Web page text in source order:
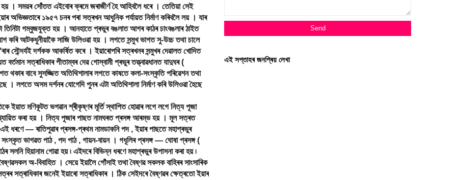
হয় । সময়ৰ সোঁতত এইবোৰ ক্ৰমে জৰাজীৰ্ণ হৈ আহিবলৈ ধৰে । তেতিয়া সেই
অভিজ্ঞতাৰে ১৯৫৭ চনৰ পৰা সত্ৰখন আধুনিক পৰ্যায়ত নিৰ্মাণ কৰিবলৈ লয় । যাৰ
তিনিটা গম্বুজযুক্ত হয় । আনহাতে প্ৰভুৰ বঙলাত আগৰ কাঠৰ চাংবঙলাৰ ঠাইত
আটকধুনীয়াকৈ সাজি উলিওৱা হয় । লগতে সন্মুখ ভাগত সু-উচ্চ তথা চালে
সৌন্দৰ্যই দৰ্শকক আকৰ্ষিত কৰে । ইয়াৰোপৰি সত্ৰখনৰ সন্মুখৰ দেৱালত খোদিত
বৰ্তমান সত্ৰাধিকাৰ পীতাম্বৰ দেৱ গোস্বামী প্ৰভুৰ তত্ত্বাৱধানত যাদুঘৰ (
বাবে সুসজ্জিত অতিথিশালাৰ লগতে কাষতে কলা-সংস্কৃতি পৰিৱেশন তথা
লগতে অসম দৰ্শনৰ যোগেদি পুনৰ এটা অতিথিশালা নিৰ্মাণ কৰি উলিওৱা হৈছে
মণিকূটত ভগৱান শ্ৰীকৃষ্ণৰ মূৰ্তি স্থাপিত হোৱাৰ লগে লগে নিত্য পূজা
কৰা হয় । নিত্য পূজাৰ পাছত নামঘৰত প্ৰসঙ্গ আৰম্ভ হয় । মূল সত্ৰত
ধৰণে ― ৰাতিপুৱাৰ প্ৰসঙ্গ-প্ৰথম নামডাকনি পদ , ইয়াৰ পাছতে মহাপ্ৰভুৰ
ভাগৱত পাঠ , পদ পাঠ , গায়ন-বায়ন । গধূলিৰ প্ৰসঙ্গ ― ঘোষা প্ৰসঙ্গ (
সলনি হিয়ানাম গোৱা হয় ৷ এইদৰে বিভিন্ন ধৰণে মহাপ্ৰভুৰ উপাসনা কৰা হয় ৷
অ-বিবাহিত । সেয়ে ইয়ালৈ গোঁসাই তথা বৈষ্ণৱ সকলক বাহিৰৰ সাংসাৰিক
সত্ৰাধিকাৰ জনেই ইয়াৰো সত্ৰাধিকাৰ । ঠিক সেইদৰে বৈষ্ণৱৰ ক্ষেত্ৰতো ইয়াৰ
এই সপ্তাহৰ জনপ্ৰিয় লেখা